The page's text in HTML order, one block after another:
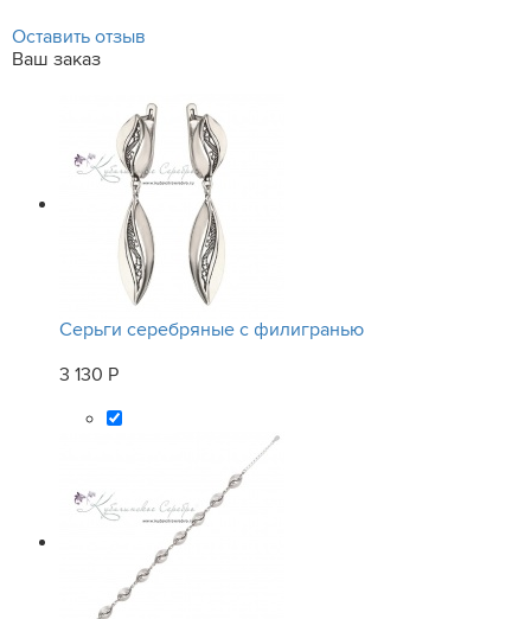
Оставить отзыв
Ваш заказ
Серьги серебряные с филигранью
3 130 Р